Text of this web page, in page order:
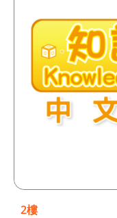
2樓